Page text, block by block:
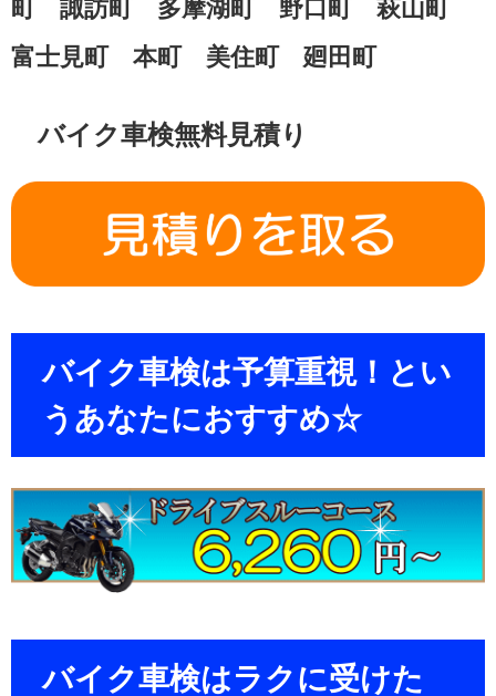
町 諏訪町 多摩湖町 野口町 萩山町
富士見町 本町 美住町 廻田町
バイク車検無料見積り
バイク車検は予算重視！とい
うあなたにおすすめ☆
バイク車検はラクに受けた